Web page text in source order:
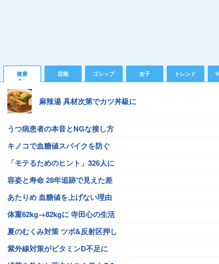
健康 芸能 ゴシップ 女子 トレンド
麻辣湯 具材次第でカツ丼級に
うつ病患者の本音とNGな接し方
キノコで血糖値スパイクを防ぐ
「モテるためのヒント」326人に
容姿と寿命 28年追跡で見えた差
あたりめ 血糖値を上げない理由
体重62kg→82kgに 寺田心の生活
夏のむくみ対策 ツボ&反射区押し
紫外線対策がビタミンD不足に